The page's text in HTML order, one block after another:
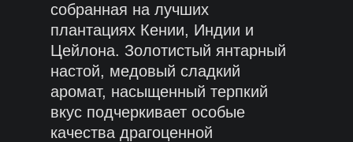
собранная на лучших
плантациях Кении, Индии и
Цейлона. Золотистый янтарный
настой, медовый сладкий
аромат, насыщенный терпкий
вкус подчеркивает особые
качества драгоценной